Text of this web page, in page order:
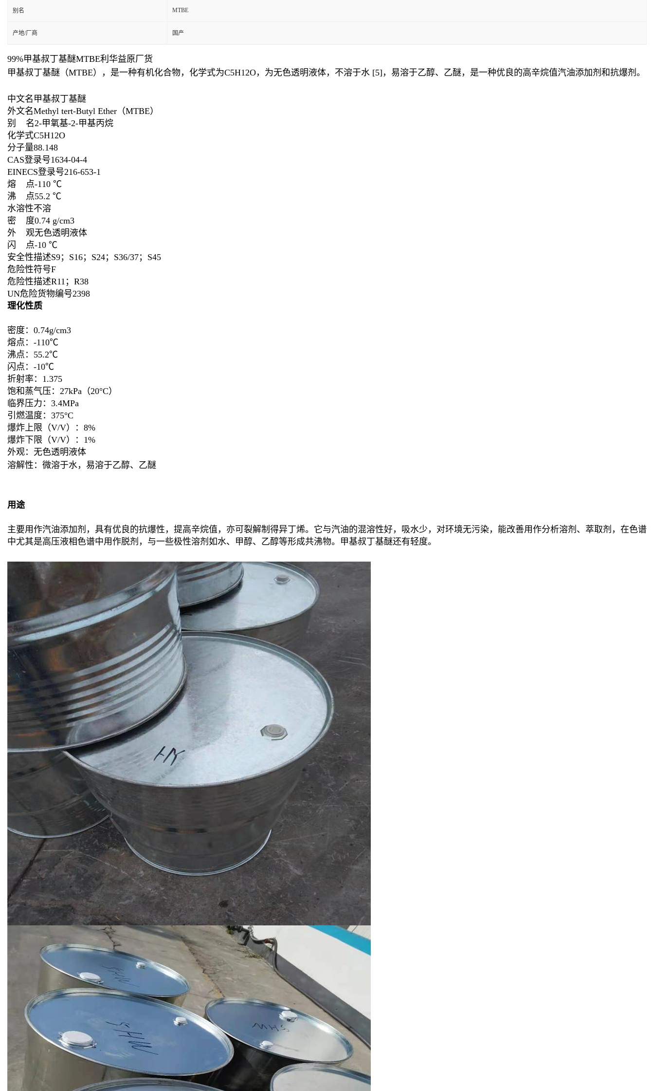
别名 MTBE
产地/厂商 国产
99%甲基叔丁基醚MTBE利华益原厂货
甲基叔丁基醚（MTBE），是一种有机化合物，化学式为C5H12O，为无色透明液体，不溶于水 [5]，易溶于乙醇、乙醚，是一种优良的高辛烷值汽油添加剂和抗爆剂。
中文名甲基叔丁基醚
外文名Methyl tert-Butyl Ether（MTBE）
别 名2-甲氧基-2-甲基丙烷
化学式C5H12O
分子量88.148
CAS登录号1634-04-4
EINECS登录号216-653-1
熔 点-110 ℃
沸 点55.2 ℃
水溶性不溶
密 度0.74 g/cm3
外 观无色透明液体
闪 点-10 ℃
安全性描述S9；S16；S24；S36/37；S45
危险性符号F
危险性描述R11；R38
UN危险货物编号2398
理化性质
密度：0.74g/cm3
熔点：-110℃
沸点：55.2℃
闪点：-10℃
折射率：1.375
饱和蒸气压：27kPa（20°C）
临界压力：3.4MPa
引燃温度：375°C
爆炸上限（V/V）：8%
爆炸下限（V/V）：1%
外观：无色透明液体
溶解性：微溶于水，易溶于乙醇、乙醚
用途
主要用作汽油添加剂，具有优良的抗爆性，提高辛烷值，亦可裂解制得异丁烯。它与汽油的混溶性好，吸水少，对环境无污染，能改善用作分析溶剂、萃取剂，在色谱
中尤其是高压液相色谱中用作脱剂，与一些极性溶剂如水、甲醇、乙醇等形成共沸物。甲基叔丁基醚还有轻度。